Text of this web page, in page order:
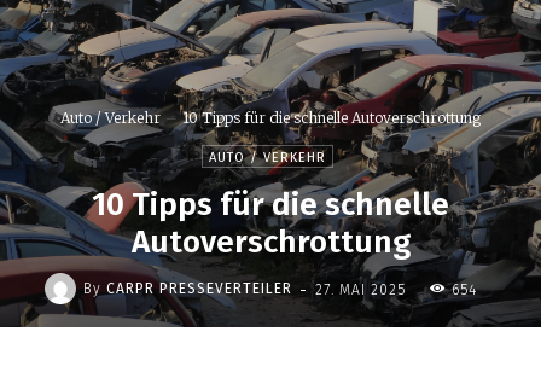
Auto / Verkehr 10 Tipps für die schnelle Autoverschrottung
AUTO / VERKEHR
10 Tipps für die schnelle
Autoverschrottung
By CARPR PRESSEVERTEILER - 27. MAI 2025 654